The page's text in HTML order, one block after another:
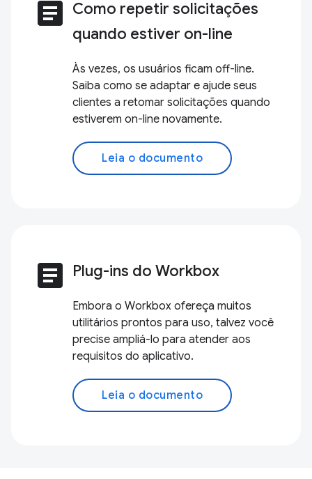
article Como repetir solicitações
quando estiver on-line
Às vezes, os usuários ficam off-line.
Saiba como se adaptar e ajude seus
clientes a retomar solicitações quando
estiverem on-line novamente.
Leia o documento
article Plug-ins do Workbox
Embora o Workbox ofereça muitos
utilitários prontos para uso, talvez você
precise ampliá-lo para atender aos
requisitos do aplicativo.
Leia o documento